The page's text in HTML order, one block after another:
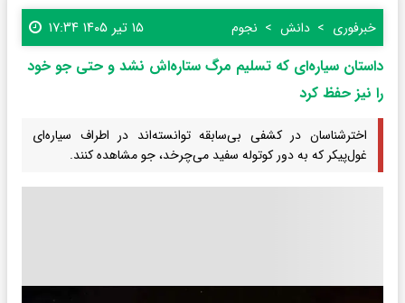
خبرفوری دانش نجوم ۱۵ تیر ۱۴۰۵ ۱۷:۳۴
داستان سیاره‌ای که تسلیم مرگ ستاره‌اش نشد و حتی جو خود
را نیز حفظ کرد
اخترشناسان در کشفی بی‌سابقه توانسته‌اند در اطراف سیاره‌ای
غول‌پیکر که به دور کوتوله سفید می‌چرخد، جو مشاهده کنند.